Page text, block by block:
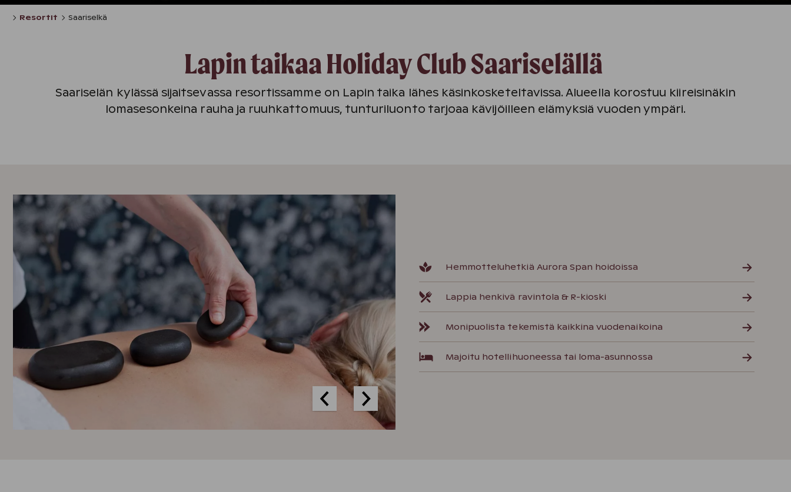
Resortit Saariselkä
​​​​​Lapin taikaa Holiday Club Saariselällä
Saariselän kylässä sijaitsevassa resortissamme on Lapin taika lähes käsinkosketeltavissa. Alueella korostuu kiireisinäkin
lomasesonkeina rauha ja ruuhkattomuus, tunturiluonto tarjoaa kävijöilleen elämyksiä vuoden ympäri.
Hemmotteluhetkiä Aurora Span hoidoissa
Lappia henkivä ravintola & R-kioski
Monipuolista tekemistä kaikkina vuodenaikoina
Majoitu hotellihuoneessa tai loma-asunnossa